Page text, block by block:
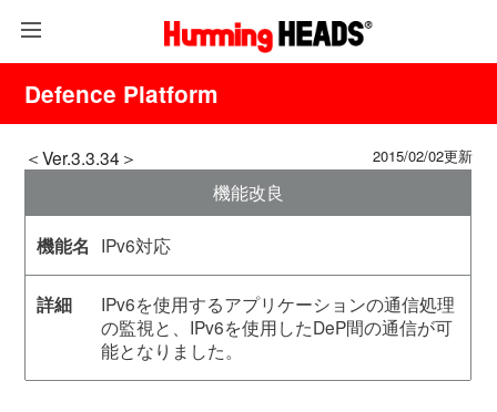
Defence Platform
＜Ver.3.3.34＞ 2015/02/02更新
機能改良
IPv6対応
IPv6を使用するアプリケーションの通信処理
の監視と、IPv6を使用したDeP間の通信が可
能となりました。